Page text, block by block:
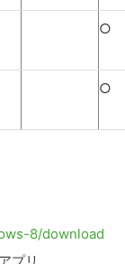
○
○
8/download
プリ